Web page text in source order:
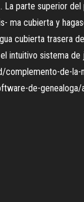
parte superior
cubierta y
cubierta trasera
intuitivo sistema
de-
de-genealoga/